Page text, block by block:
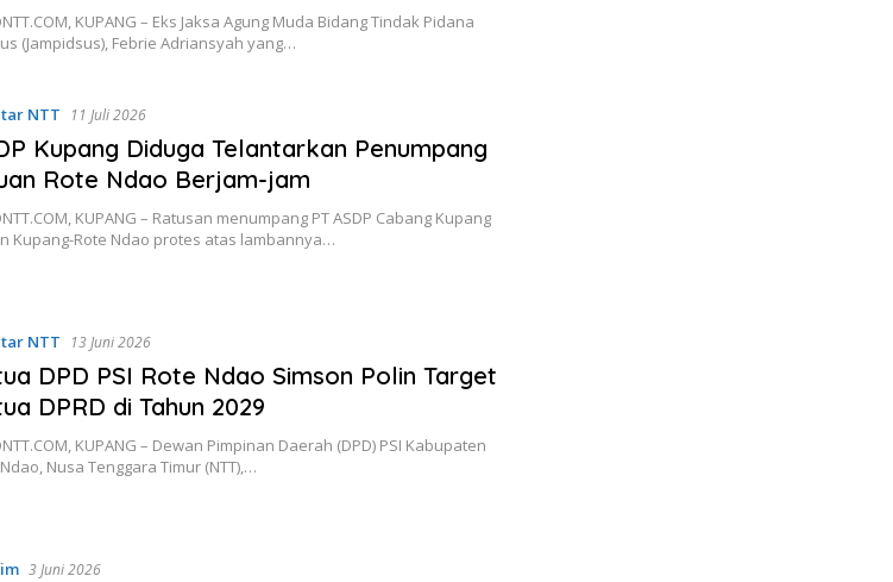
KUPANG – Eks Jaksa Agung Muda Bidang Tindak Pidana
(Jampidsus), Febrie Adriansyah yang…
NTT 11 Juli 2026
Kupang Diduga Telantarkan Penumpang
Rote Ndao Berjam-jam
KUPANG – Ratusan menumpang PT ASDP Cabang Kupang
Kupang-Rote Ndao protes atas lambannya…
NTT 13 Juni 2026
DPD PSI Rote Ndao Simson Polin Target
DPRD di Tahun 2029
KUPANG – Dewan Pimpinan Daerah (DPD) PSI Kabupaten
Nusa Tenggara Timur (NTT),…
3 Juni 2026